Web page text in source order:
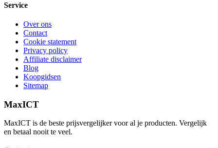
Service
Over ons
Contact
Cookie statement
Privacy policy
Affiliate disclaimer
Blog
Koopgidsen
Sitemap
MaxICT
MaxICT is de beste prijsvergelijker voor al je producten. Vergelijk
en betaal nooit te veel.